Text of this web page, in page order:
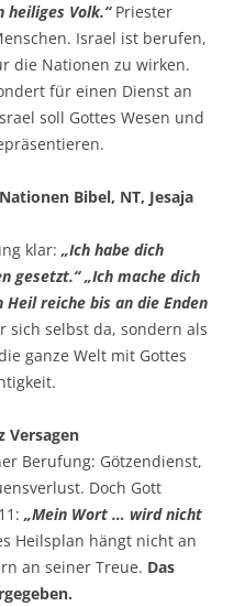
heiliges Volk.“Priester
Israel ist berufen,
die Nationen zu wirken.
für einen Dienst an
soll Gottes Wesen und
Bibel, NT, Jesaja
klar: „Ich habe dich
gesetzt.“ „Ich mache dich
reiche bis an die Enden
selbst da, sondern als
ganze Welt mit Gottes
Versagen
Berufung: Götzendienst,
Doch Gott
„Mein Wort … wird nicht
Heilsplan hängt nicht an
an seiner Treue. Das